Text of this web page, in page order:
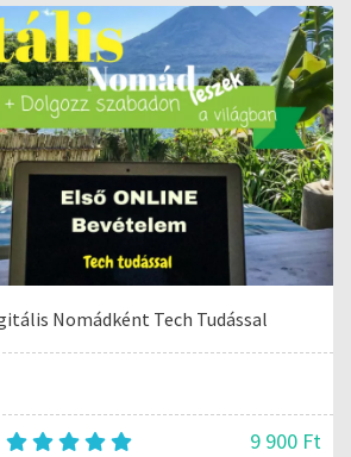
Nomádként Tech Tudással
9 900 Ft